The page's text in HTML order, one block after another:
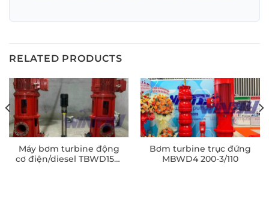
RELATED PRODUCTS
Máy bơm turbine động
cơ điện/diesel TBWD150-
Bơm turbine trục đứng
MBWD4 200-3/110